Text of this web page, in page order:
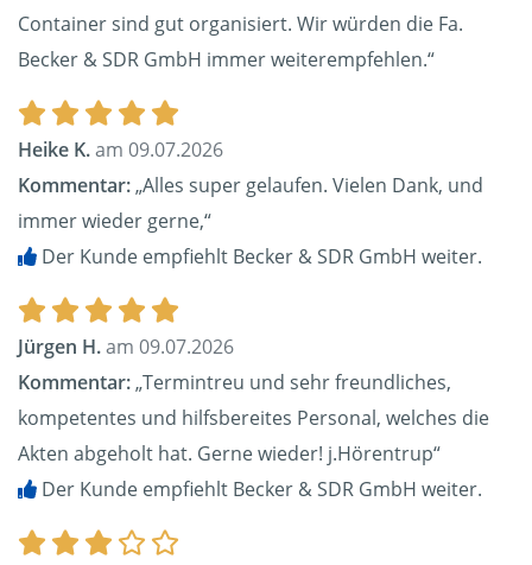
Container sind gut organisiert. Wir würden die Fa.
Becker & SDR GmbH immer weiterempfehlen.“
Heike K.am 09.07.2026
Kommentar:„Alles super gelaufen. Vielen Dank, und
immer wieder gerne,“
Der Kunde empfiehlt Becker & SDR GmbH weiter.
Jürgen H.am 09.07.2026
Kommentar:„Termintreu und sehr freundliches,
kompetentes und hilfsbereites Personal, welches die
Akten abgeholt hat. Gerne wieder! j.Hörentrup“
Der Kunde empfiehlt Becker & SDR GmbH weiter.